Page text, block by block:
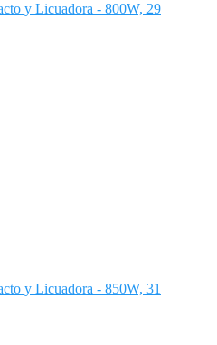
y Licuadora - 800W, 29
y Licuadora - 850W, 31